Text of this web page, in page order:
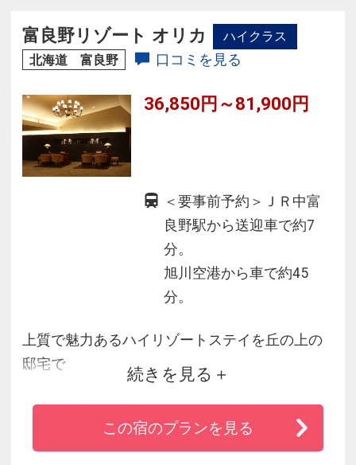
最上階のレストラン『北海道ｽｶｲﾃﾗｽMINORI』で
北海道の実りの詰まった自慢の夕食・朝食をお
富良野リゾート オリカ
ハイクラス
北海道 富良野
口コミを見る
36,850円～81,900円
＜要事前予約＞ＪＲ中富
良野駅から送迎車で約7
分。
旭川空港から車で約45
分。
上質で魅力あるハイリゾートステイを丘の上の
邸宅で
長閑な田園風景と雄大な十勝岳連峰を一望でき
るオリカならではのダイナミックな景色と、地
産地消を追求した創作料理でおもてなしいたし
続きを見る
この宿のプランを見る